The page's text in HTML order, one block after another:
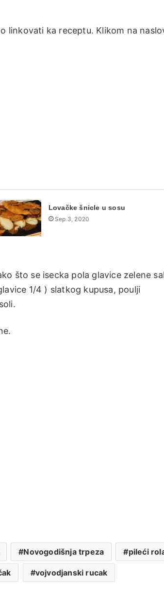
linkovati ka receptu. Klikom na
Lovačke šnicle u sosu
Sep 3, 2020
što se isecka pola glavice zelene
1/4 ) slatkog kupusa, poulji
Novogodišnja trpeza pileći
vojvodjanski rucak